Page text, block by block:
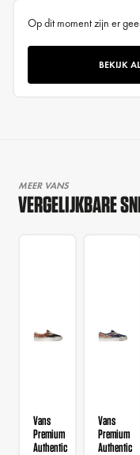
Op dit moment zijn er
BEKIJK
MEER VANS
VERGELIJKBARE
Vans
Premium
Authentic
Vans
Premium
Authentic